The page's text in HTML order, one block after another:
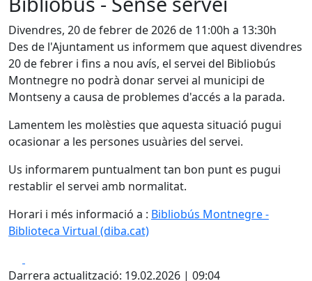
Divendres, 20 de febrer de 2026 de 11:00h a 13:30h
Des de l'Ajuntament us informem que aquest divendres
20 de febrer i fins a nou avís, el servei del Bibliobús
Montnegre no podrà donar servei al municipi de
Montseny a causa de problemes d'accés a la parada.
Lamentem les molèsties que aquesta situació pugui
ocasionar a les persones usuàries del servei.
Us informarem puntualment tan bon punt es pugui
restablir el servei amb normalitat.
Horari i més informació a : Bibliobús Montnegre -
Biblioteca Virtual (diba.cat)
Darrera actualització: 19.02.2026 | 09:04